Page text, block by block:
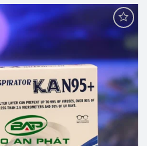
Add to
wishlist